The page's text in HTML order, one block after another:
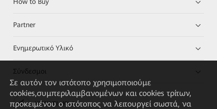
Partner
Ενημερωτικό Υλικό
Σύνδεσμοι
HUAWEI eKit App
Σε αυτόν τον ιστότοπο χρησιμοποιούμε
cookies,συμπεριλαμβανομένων και cookies τρίτων,
προκειμένου ο ιστότοπος να λειτουργεί σωστά, να